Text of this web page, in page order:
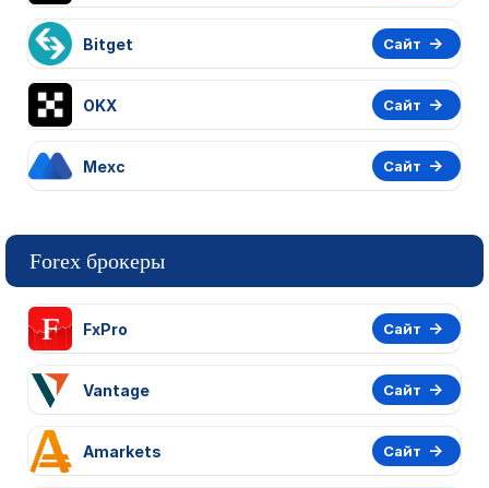
Bitget Сайт
OKX Сайт
Mexc Сайт
Forex брокеры
FxPro Сайт
Vantage Сайт
Amarkets Сайт